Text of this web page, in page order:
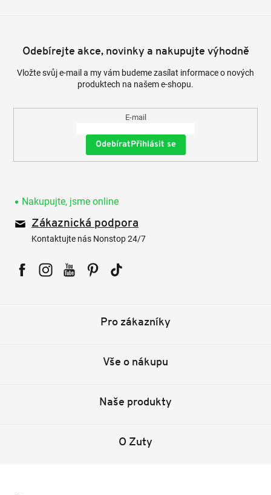
Odebírejte akce, novinky a nakupujte výhodně
Vložte svůj e-mail a my vám budeme zasílat informace o nových
produktech na našem e-shopu.
E-mail
Přihlásit se
Nakupujte, jsme online
Zákaznická podpora
Kontaktujte nás Nonstop 24/7
Pro zákazníky
Vše o nákupu
Naše produkty
O Zuty